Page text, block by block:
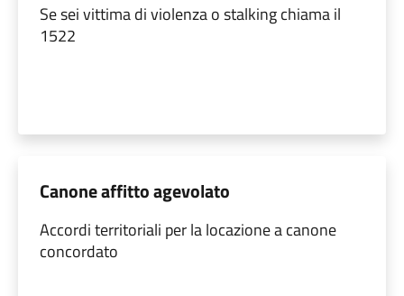
Se sei vittima di violenza o stalking chiama il
1522
Canone affitto agevolato
Accordi territoriali per la locazione a canone
concordato